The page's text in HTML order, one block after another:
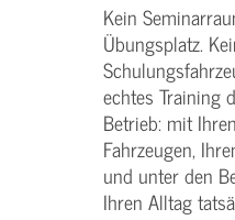
Kein
Übungsplatz.
echtes Training
Betrieb: mit
Fahrzeugen,
und unter den
Ihren Alltag